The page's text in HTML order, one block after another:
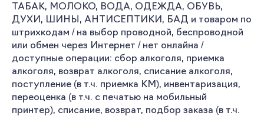
ТАБАК, МОЛОКО, ВОДА, ОДЕЖДА, ОБУВЬ,
ДУХИ, ШИНЫ, АНТИСЕПТИКИ, БАД и товаром по
штрихкодам / на выбор проводной, беспроводной
или обмен через Интернет / нет онлайна /
доступные операции: сбор алкоголя, приемка
алкоголя, возврат алкоголя, списание алкоголя,
поступление (в т.ч. приемка КМ), инвентаризация,
переоценка (в т.ч. с печатью на мобильный
принтер), списание, возврат, подбор заказа (в т.ч.